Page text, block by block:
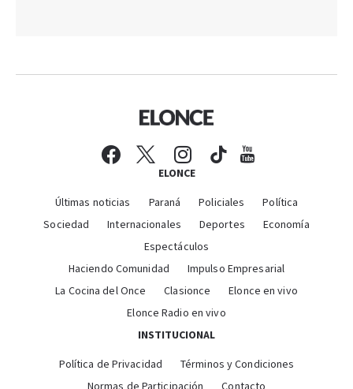
ELONCE
Últimas noticias Paraná Policiales
Política
Sociedad
Internacionales Deportes
Economía
Espectáculos
Haciendo Comunidad
Impulso Empresarial
La Cocina del Once
Clasionce
Elonce en vivo
Elonce Radio en vivo
INSTITUCIONAL
Política de Privacidad
Términos y Condiciones